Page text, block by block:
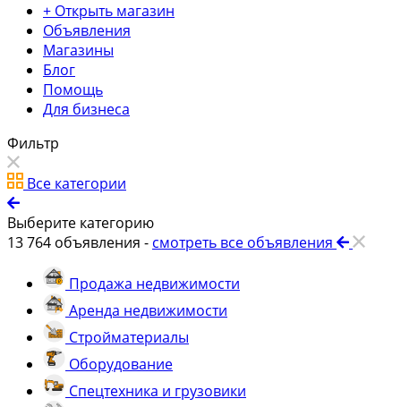
+ Открыть магазин
Объявления
Магазины
Блог
Помощь
Для бизнеса
Фильтр
Все категории
Выберите категорию
13 764 объявления - смотреть все объявления
Продажа недвижимости
Аренда недвижимости
Стройматериалы
Оборудование
Спецтехника и грузовики